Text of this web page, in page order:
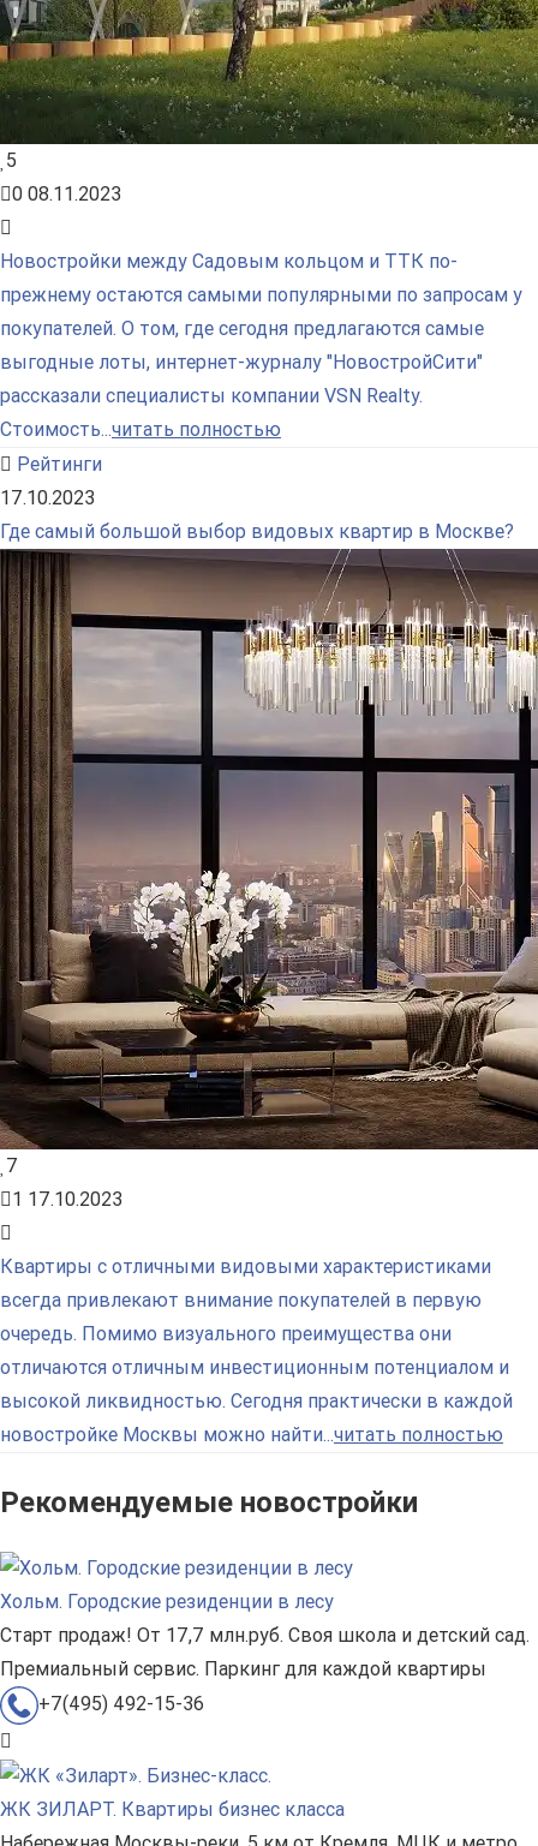
5
0 08.11.2023
Новостройки между Садовым кольцом и ТТК по-
прежнему остаются самыми популярными по запросам у
покупателей. О том, где сегодня предлагаются самые
выгодные лоты, интернет-журналу "НовостройСити"
рассказали специалисты компании VSN Realty.
Стоимость...читать полностью
Рейтинги
17.10.2023
Где самый большой выбор видовых квартир в Москве?
7
1 17.10.2023
Квартиры с отличными видовыми характеристиками
всегда привлекают внимание покупателей в первую
очередь. Помимо визуального преимущества они
отличаются отличным инвестиционным потенциалом и
высокой ликвидностью. Сегодня практически в каждой
новостройке Москвы можно найти...читать полностью
Рекомендуемые новостройки
Хольм. Городские резиденции в лесу
Старт продаж! От 17,7 млн.руб. Своя школа и детский сад.
Премиальный сервис. Паркинг для каждой квартиры
+7(495) 492-15-36
ЖК ЗИЛАРТ. Квартиры бизнес класса